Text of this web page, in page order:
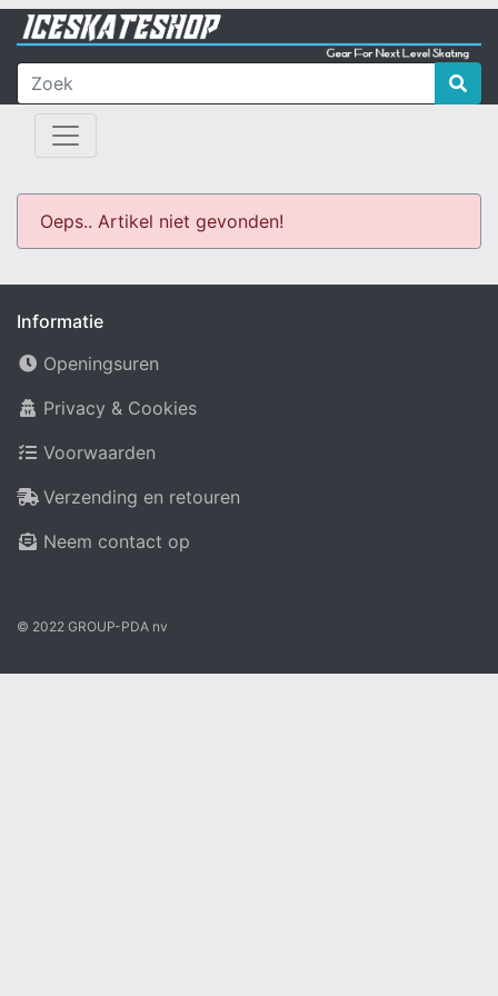
Oeps.. Artikel niet gevonden!
Informatie
Openingsuren
Privacy & Cookies
Voorwaarden
Verzending en retouren
Neem contact op
© 2022 GROUP-PDA nv